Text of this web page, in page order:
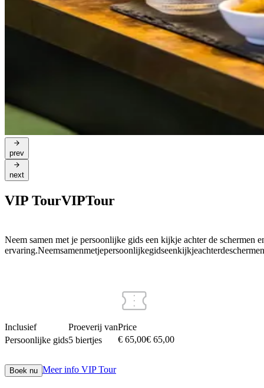
prev
next
VIP TourVIPTour
Neem samen met je persoonlijke gids een kijkje achter de schermen
ervaring.Neemsamenmetjepersoonlijkegidseenkijkjeachterdeschermen
Inclusief
Persoonlijke gids
Proeverij van
5 biertjes
Price
€ 65,00€ 65,00
Boek nu Meer info VIP Tour